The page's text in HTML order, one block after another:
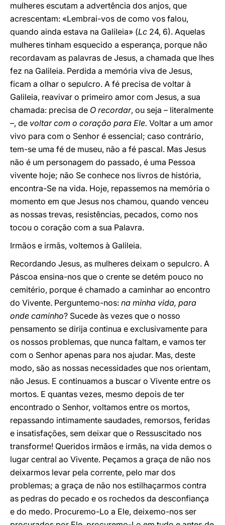
mulheres escutam a advertência dos anjos, que
acrescentam: «Lembrai-vos de como vos falou,
quando ainda estava na Galileia» (Lc 24, 6). Aquelas
mulheres tinham esquecido a esperança, porque não
recordavam as palavras de Jesus, a chamada que lhes
fez na Galileia. Perdida a memória viva de Jesus,
ficam a olhar o sepulcro. A fé precisa de voltar à
Galileia, reavivar o primeiro amor com Jesus, a sua
chamada: precisa de O recordar, ou seja – literalmente
–, de voltar com o coração para Ele. Voltar a um amor
vivo para com o Senhor é essencial; caso contrário,
tem-se uma fé de museu, não a fé pascal. Mas Jesus
não é um personagem do passado, é uma Pessoa
vivente hoje; não Se conhece nos livros de história,
encontra-Se na vida. Hoje, repassemos na memória o
momento em que Jesus nos chamou, quando venceu
as nossas trevas, resistências, pecados, como nos
tocou o coração com a sua Palavra.
Irmãos e irmãs, voltemos à Galileia.
Recordando Jesus, as mulheres deixam o sepulcro. A
Páscoa ensina-nos que o crente se detém pouco no
cemitério, porque é chamado a caminhar ao encontro
do Vivente. Perguntemo-nos: na minha vida, para
onde caminho? Sucede às vezes que o nosso
pensamento se dirija continua e exclusivamente para
os nossos problemas, que nunca faltam, e vamos ter
com o Senhor apenas para nos ajudar. Mas, deste
modo, são as nossas necessidades que nos orientam,
não Jesus. E continuamos a buscar o Vivente entre os
mortos. E quantas vezes, mesmo depois de ter
encontrado o Senhor, voltamos entre os mortos,
repassando intimamente saudades, remorsos, feridas
e insatisfações, sem deixar que o Ressuscitado nos
transforme! Queridos irmãos e irmãs, na vida demos o
lugar central ao Vivente. Peçamos a graça de não nos
deixarmos levar pela corrente, pelo mar dos
problemas; a graça de não nos estilhaçarmos contra
as pedras do pecado e os rochedos da desconfiança
e do medo. Procuremo-Lo a Ele, deixemo-nos ser